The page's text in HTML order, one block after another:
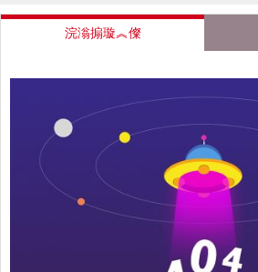
浣滃搧璇︽儏